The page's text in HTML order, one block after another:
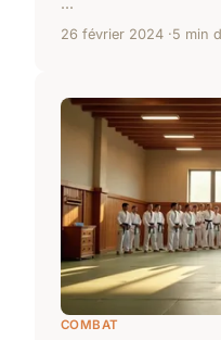
26 février 2024 5 min
COMBAT